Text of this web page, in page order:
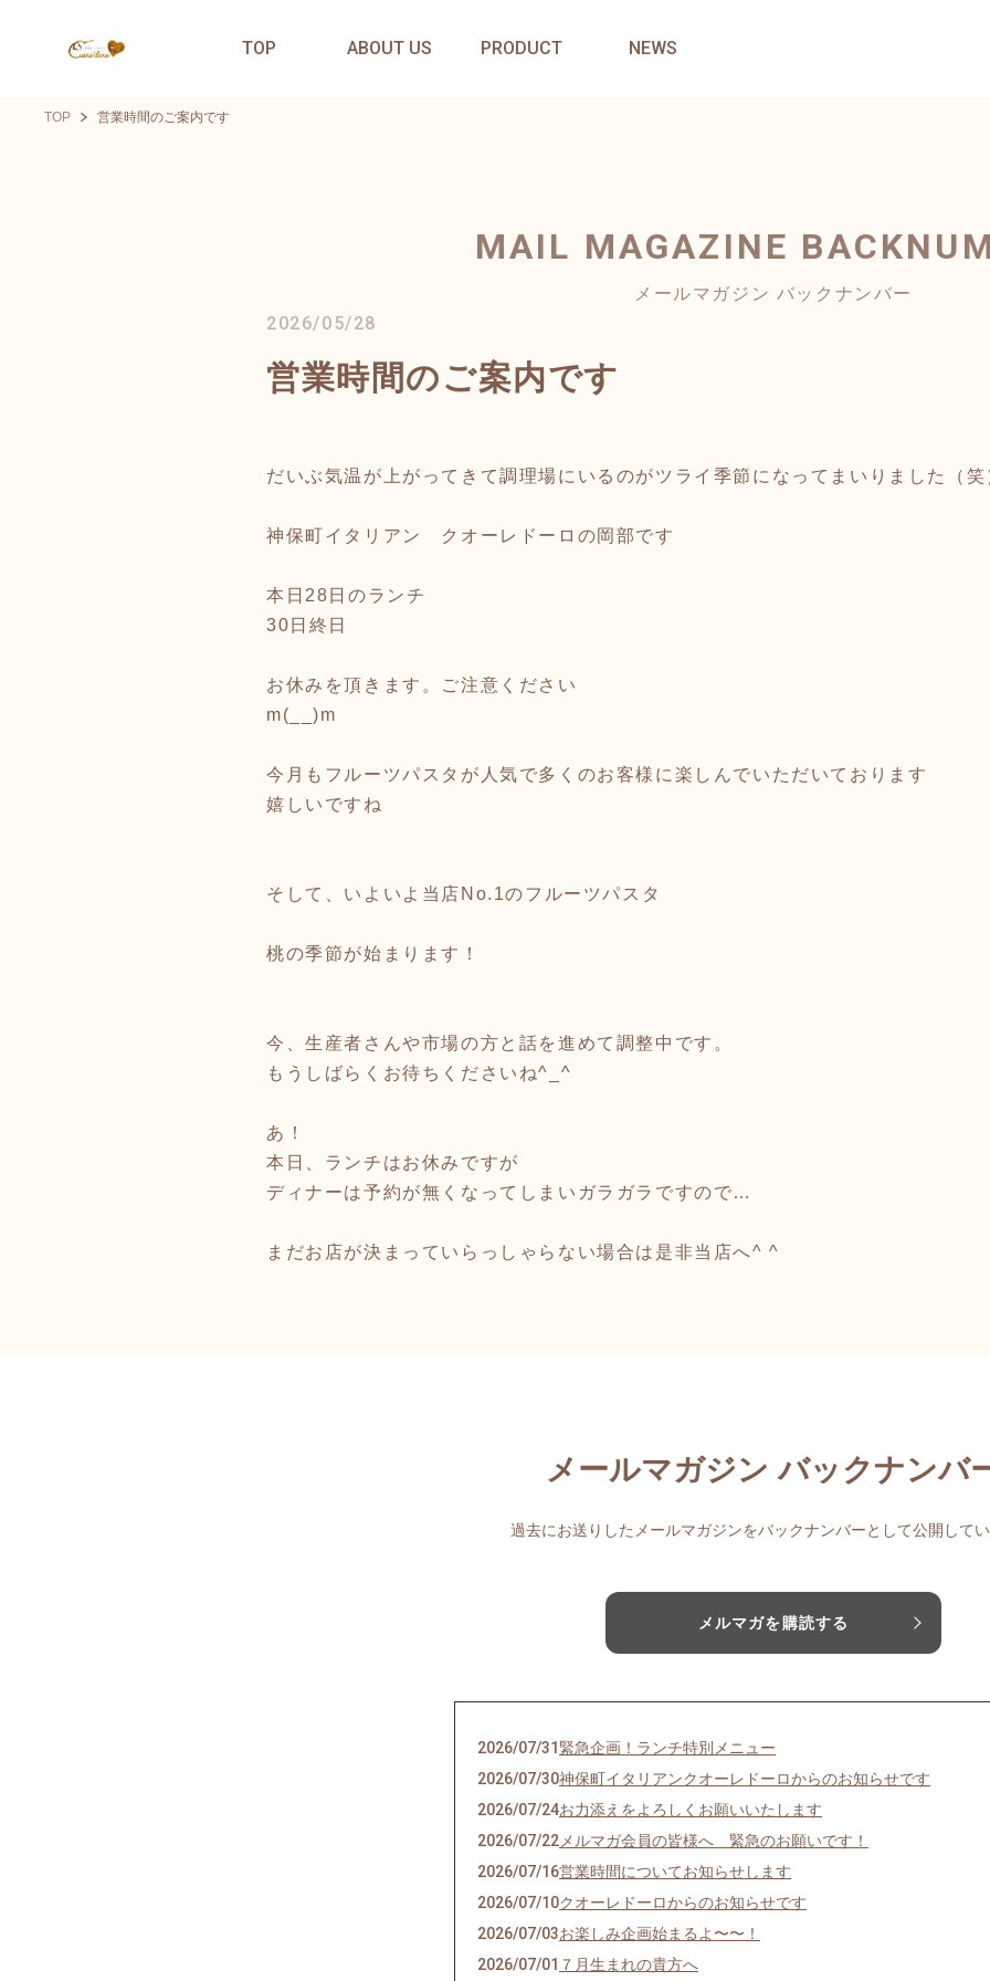
TOP ABOUT US PRODUCT NEWS
TOP 営業時間のご案内です
MAIL MAGAZINE
メールマガジン バックナンバー
2026/05/28
営業時間のご案内です
だいぶ気温が上がってきて調理場にいるのがツライ季節になってまいりました（笑
神保町イタリアン クオーレドーロの岡部です
本日28日のランチ
30日終日
お休みを頂きます。ご注意ください
m(__)m
今月もフルーツパスタが人気で多くのお客様に楽しんでいただいております
嬉しいですね
そして、いよいよ当店No.1のフルーツパスタ
桃の季節が始まります！
今、生産者さんや市場の方と話を進めて調整中です。
もうしばらくお待ちくださいね^_^
あ！
本日、ランチはお休みですが
ディナーは予約が無くなってしまいガラガラですので…
まだお店が決まっていらっしゃらない場合は是非当店へ^ ^
メールマガジン バックナンバ
過去にお送りしたメールマガジンをバックナンバーとして公開して
メルマガを購読する
2026/07/31 緊急企画！ランチ特別メニュー
2026/07/30神保町イタリアンクオーレドーロからのお知らせです
2026/07/24お力添えをよろしくお願いいたします
2026/07/22 メルマガ会員の皆様へ 緊急のお願いです！
2026/07/16営業時間についてお知らせします
2026/07/10クオーレドーロからのお知らせです
2026/07/03お楽しみ企画始まるよ〜〜！
2026/07/01 ７月生まれの貴方へ